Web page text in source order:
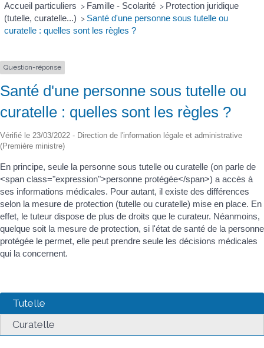
Accueil particuliers > Famille - Scolarité > Protection juridique
(tutelle, curatelle...) > Santé d'une personne sous tutelle ou
curatelle : quelles sont les règles ?
Question-réponse
Santé d'une personne sous tutelle ou
curatelle : quelles sont les règles ?
Vérifié le 23/03/2022 - Direction de l'information légale et administrative
(Première ministre)
En principe, seule la personne sous tutelle ou curatelle (on parle de
<span class="expression">personne protégée</span>) a accès à
ses informations médicales. Pour autant, il existe des différences
selon la mesure de protection (tutelle ou curatelle) mise en place. En
effet, le tuteur dispose de plus de droits que le curateur. Néanmoins,
quelque soit la mesure de protection, si l'état de santé de la personne
protégée le permet, elle peut prendre seule les décisions médicales
qui la concernent.
Tutelle
Curatelle